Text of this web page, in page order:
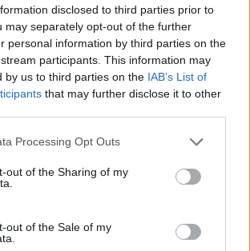
disclosed to third parties prior to
may separately opt-out of the further
personal information by third parties on the
participants. This information may
by us to third parties on the IAB’s List of
that may further disclose it to other
Processing Opt Outs
out of the Sharing of my
out of the Sale of my
την υγεία στο mail σας καθημερινά